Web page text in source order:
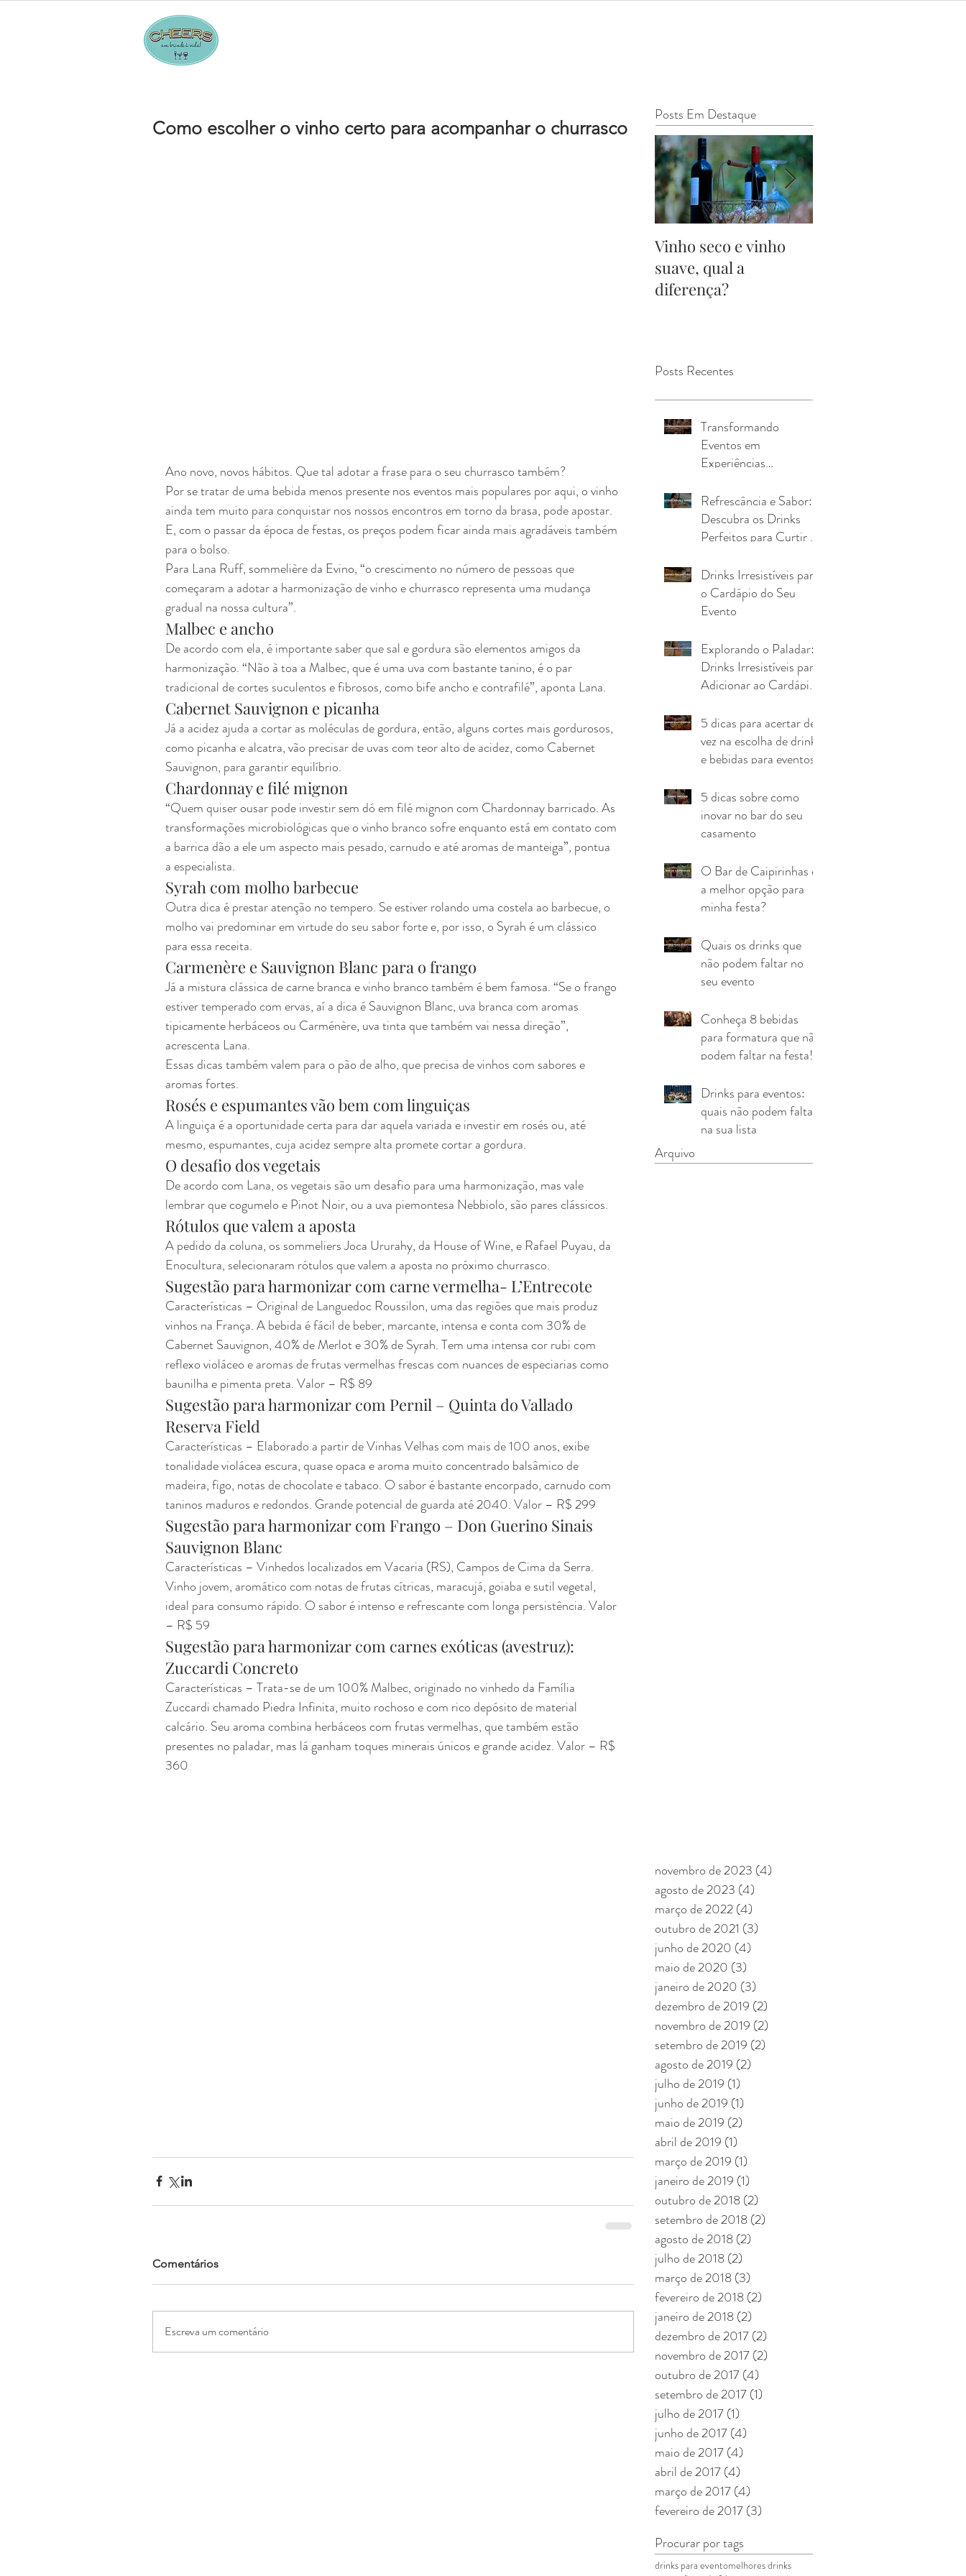
Como escolher o vinho certo para acompanhar o churrasco
Ano novo, novos hábitos. Que tal adotar a frase para o seu churrasco também?
Por se tratar de uma bebida menos presente nos eventos mais populares por aqui, o vinho
ainda tem muito para conquistar nos nossos encontros em torno da brasa, pode apostar.
E, com o passar da época de festas, os preços podem ficar ainda mais agradáveis também
para o bolso.
Para Lana Ruff, sommelière da Evino, “o crescimento no número de pessoas que
começaram a adotar a harmonização de vinho e churrasco representa uma mudança
gradual na nossa cultura”.
Malbec e ancho
De acordo com ela, é importante saber que sal e gordura são elementos amigos da
harmonização. “Não à toa a Malbec, que é uma uva com bastante tanino, é o par
tradicional de cortes suculentos e fibrosos, como bife ancho e contrafilé”, aponta Lana.
Cabernet Sauvignon e picanha
Já a acidez ajuda a cortar as moléculas de gordura, então, alguns cortes mais gordurosos,
como picanha e alcatra, vão precisar de uvas com teor alto de acidez, como Cabernet
Sauvignon, para garantir equilíbrio.
Chardonnay e filé mignon
“Quem quiser ousar pode investir sem dó em filé mignon com Chardonnay barricado. As
transformações microbiológicas que o vinho branco sofre enquanto está em contato com
a barrica dão a ele um aspecto mais pesado, carnudo e até aromas de manteiga”, pontua
a especialista.
Syrah com molho barbecue
Outra dica é prestar atenção no tempero. Se estiver rolando uma costela ao barbecue, o
molho vai predominar em virtude do seu sabor forte e, por isso, o Syrah é um clássico
para essa receita.
Carmenère e Sauvignon Blanc para o frango
Já a mistura clássica de carne branca e vinho branco também é bem famosa. “Se o frango
estiver temperado com ervas, aí a dica é Sauvignon Blanc, uva branca com aromas
tipicamente herbáceos ou Carménère, uva tinta que também vai nessa direção”,
acrescenta Lana.
Essas dicas também valem para o pão de alho, que precisa de vinhos com sabores e
aromas fortes.
Rosés e espumantes vão bem com linguiças
A linguiça é a oportunidade certa para dar aquela variada e investir em rosés ou, até
mesmo, espumantes, cuja acidez sempre alta promete cortar a gordura.
O desafio dos vegetais
De acordo com Lana, os vegetais são um desafio para uma harmonização, mas vale
lembrar que cogumelo e Pinot Noir, ou a uva piemontesa Nebbiolo, são pares clássicos.
Rótulos que valem a aposta
A pedido da coluna, os sommeliers Joca Ururahy, da House of Wine, e Rafael Puyau, da
Enocultura, selecionaram rótulos que valem a aposta no próximo churrasco.
Sugestão para harmonizar com carne vermelha- L’Entrecote
Características – Original de Languedoc Roussilon, uma das regiões que mais produz
vinhos na França. A bebida é fácil de beber, marcante, intensa e conta com 30% de
Cabernet Sauvignon, 40% de Merlot e 30% de Syrah. Tem uma intensa cor rubi com
reflexo violáceo e aromas de frutas vermelhas frescas com nuances de especiarias como
baunilha e pimenta preta. Valor – R$ 89
Sugestão para harmonizar com Pernil – Quinta do Vallado
Reserva Field
Características – Elaborado a partir de Vinhas Velhas com mais de 100 anos, exibe
tonalidade violácea escura, quase opaca e aroma muito concentrado balsâmico de
madeira, figo, notas de chocolate e tabaco. O sabor é bastante encorpado, carnudo com
taninos maduros e redondos. Grande potencial de guarda até 2040. Valor – R$ 299
Sugestão para harmonizar com Frango – Don Guerino Sinais
Sauvignon Blanc
Características – Vinhedos localizados em Vacaria (RS), Campos de Cima da Serra.
Vinho jovem, aromático com notas de frutas cítricas, maracujá, goiaba e sutil vegetal,
ideal para consumo rápido. O sabor é intenso e refrescante com longa persistência. Valor
– R$ 59
Sugestão para harmonizar com carnes exóticas (avestruz):
Zuccardi Concreto
Características – Trata-se de um 100% Malbec, originado no vinhedo da Família
Zuccardi chamado Piedra Infinita, muito rochoso e com rico depósito de material
calcário. Seu aroma combina herbáceos com frutas vermelhas, que também estão
presentes no paladar, mas lá ganham toques minerais únicos e grande acidez. Valor – R$
360
Comentários
Escreva um comentário
Posts Em Destaque
Vinho seco e vinho
suave, qual a
diferença?
Posts Recentes
Transformando
Eventos em
Experiências
Kombi Drink Truck
Refrescância e Sabor:
Descubra os Drinks
Perfeitos para Curtir o
Drinks Irresistíveis para
o Cardápio do Seu
Evento
Explorando o Paladar:
Drinks Irresistíveis para
Adicionar ao Cardápio
5 dicas para acertar de
vez na escolha de drinks
e bebidas para eventos
5 dicas sobre como
inovar no bar do seu
casamento
O Bar de Caipirinhas é
a melhor opção para
minha festa?
Quais os drinks que
não podem faltar no
seu evento
Conheça 8 bebidas
para formatura que não
podem faltar na festa!
Drinks para eventos:
quais não podem faltar
na sua lista
Arquivo
novembro de 2023 (4)
agosto de 2023 (4)
março de 2022(4)
outubro de 2021 (3)
junho de 2020 (4)
maio de 2020 (3)
janeiro de 2020 (3)
dezembro de 2019 (2)
novembro de 2019 (2)
setembro de 2019 (2)
agosto de 2019 (2)
julho de 2019 (1)
junho de 2019 (1)
maio de 2019 (2)
abril de 2019 (1)
março de 2019 (1)
janeiro de 2019 (1)
outubro de 2018(2)
setembro de 2018(2)
agosto de 2018(2)
julho de 2018(2)
março de 2018(3)
fevereiro de 2018(2)
janeiro de 2018(2)
dezembro de 2017(2)
novembro de 2017(2)
outubro de 2017(4)
setembro de 2017(1)
julho de 2017(1)
junho de 2017(4)
maio de 2017(4)
abril de 2017(4)
março de 2017(4)
fevereiro de 2017(3)
Procurar por tags
drinks para eventomelhores drinks